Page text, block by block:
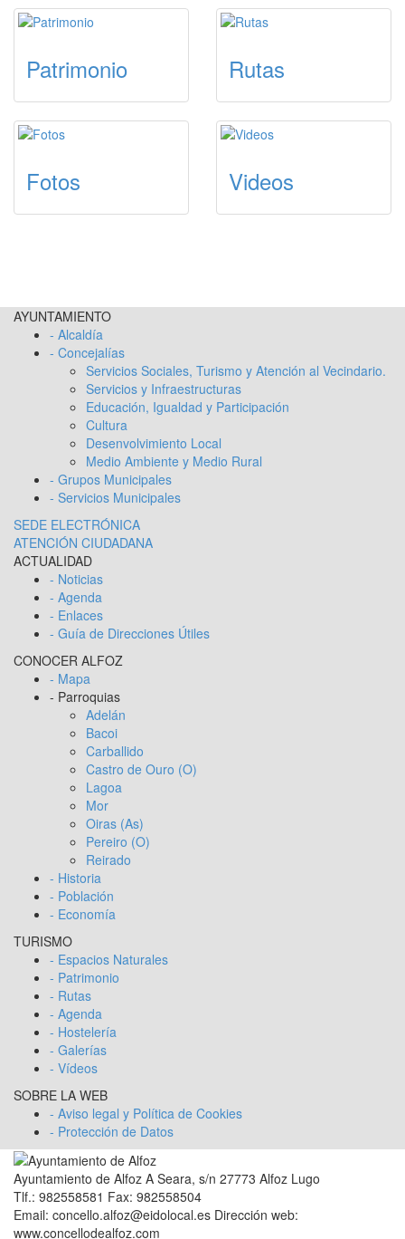
Patrimonio Rutas
Fotos Videos
AYUNTAMIENTO
- Alcaldía
- Concejalías
Servicios Sociales, Turismo y Atención al Vecindario.
Servicios y Infraestructuras
Educación, Igualdad y Participación
Cultura
Desenvolvimiento Local
Medio Ambiente y Medio Rural
- Grupos Municipales
- Servicios Municipales
SEDE ELECTRÓNICA
ATENCIÓN CIUDADANA
ACTUALIDAD
- Noticias
- Agenda
- Enlaces
- Guía de Direcciones Útiles
CONOCER ALFOZ
- Mapa
- Parroquias
Adelán
Bacoi
Carballido
Castro de Ouro (O)
Lagoa
Mor
Oiras (As)
Pereiro (O)
Reirado
- Historia
- Población
- Economía
TURISMO
- Espacios Naturales
- Patrimonio
- Rutas
- Agenda
- Hostelería
- Galerías
- Vídeos
SOBRE LA WEB
- Aviso legal y Política de Cookies
- Protección de Datos
Ayuntamiento de Alfoz A Seara, s/n 27773 Alfoz Lugo
Tlf.: 982558581 Fax: 982558504
Email: concello.alfoz@eidolocal.es Dirección web:
www.concellodealfoz.com